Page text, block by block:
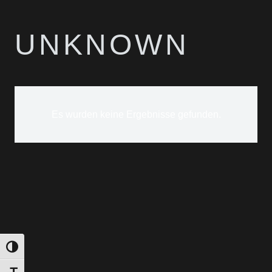
Umschalten auf hohe Kontraste
UNKNOWN